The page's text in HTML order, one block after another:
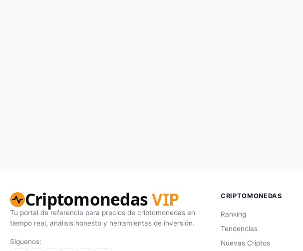
CriptomonedasVIP
Tu portal de referencia para precios de criptomonedas en
tiempo real, análisis honesto y herramientas de inversión.
Síguenos:
CRIPTOMONEDAS
Ranking
Tendencias
Nuevas Criptos